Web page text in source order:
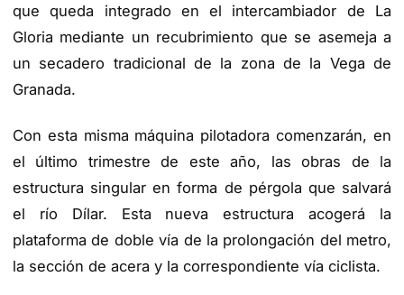
que queda integrado en el intercambiador de La
Gloria mediante un recubrimiento que se asemeja a
un secadero tradicional de la zona de la Vega de
Granada.
Con esta misma máquina pilotadora comenzarán, en
el último trimestre de este año, las obras de la
estructura singular en forma de pérgola que salvará
el río Dílar. Esta nueva estructura acogerá la
plataforma de doble vía de la prolongación del metro,
la sección de acera y la correspondiente vía ciclista.